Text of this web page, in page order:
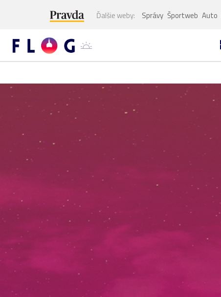
Ďalšie weby: Správy Športweb Auto